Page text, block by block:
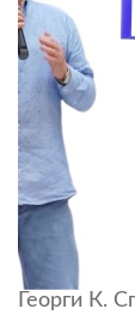
Георги К.